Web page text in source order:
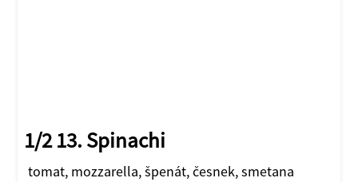
1/2 13. Spinachi
tomat, mozzarella, špenát, česnek, smetana